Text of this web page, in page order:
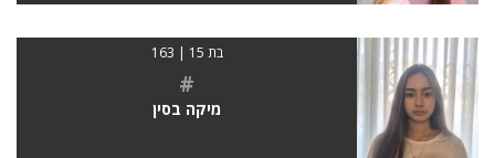
בת 15 | 163
#
מיקה בסין